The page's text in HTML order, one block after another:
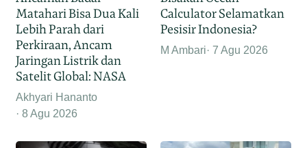
Matahari Bisa Dua Kali
Lebih Parah dari
Perkiraan, Ancam
Jaringan Listrik dan
Satelit Global: NASA
Akhyari Hananto
8 Agu 2026
Calculator Selamatkan
Pesisir Indonesia?
M Ambari 7 Agu 2026